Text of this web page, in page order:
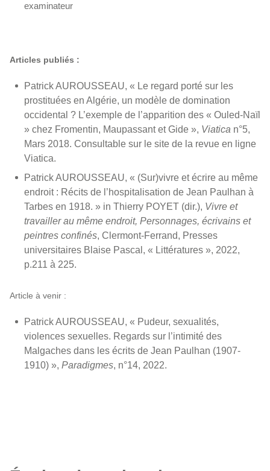
examinateur
Articles publiés :
Patrick AUROUSSEAU, « Le regard porté sur les
prostituées en Algérie, un modèle de domination
occidental ? L’exemple de l’apparition des « Ouled-Naïl
» chez Fromentin, Maupassant et Gide », Viatica n°5,
Mars 2018. Consultable sur le site de la revue en ligne
Viatica.
Patrick AUROUSSEAU, « (Sur)vivre et écrire au même
endroit : Récits de l’hospitalisation de Jean Paulhan à
Tarbes en 1918. » in Thierry POYET (dir.), Vivre et
travailler au même endroit, Personnages, écrivains et
peintres confinés, Clermont-Ferrand, Presses
universitaires Blaise Pascal, « Littératures », 2022,
p.211 à 225.
Article à venir :
Patrick AUROUSSEAU, « Pudeur, sexualités,
violences sexuelles. Regards sur l’intimité des
Malgaches dans les écrits de Jean Paulhan (1907-
1910) », Paradigmes, n°14, 2022.